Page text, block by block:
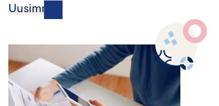
Uusimmat